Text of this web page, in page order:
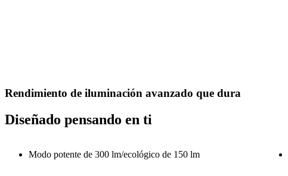
Rendimiento de iluminación avanzado que dura
Diseñado pensando en ti
Modo potente de 300 lm/ecológico de 150 lm